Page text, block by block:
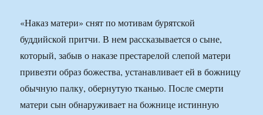
«Наказ матери» снят по мотивам бурятской
буддийской притчи. В нем рассказывается о сыне,
который, забыв о наказе престарелой слепой матери
привезти образ божества, устанавливает ей в божницу
обычную палку, обернутую тканью. После смерти
матери сын обнаруживает на божнице истинную